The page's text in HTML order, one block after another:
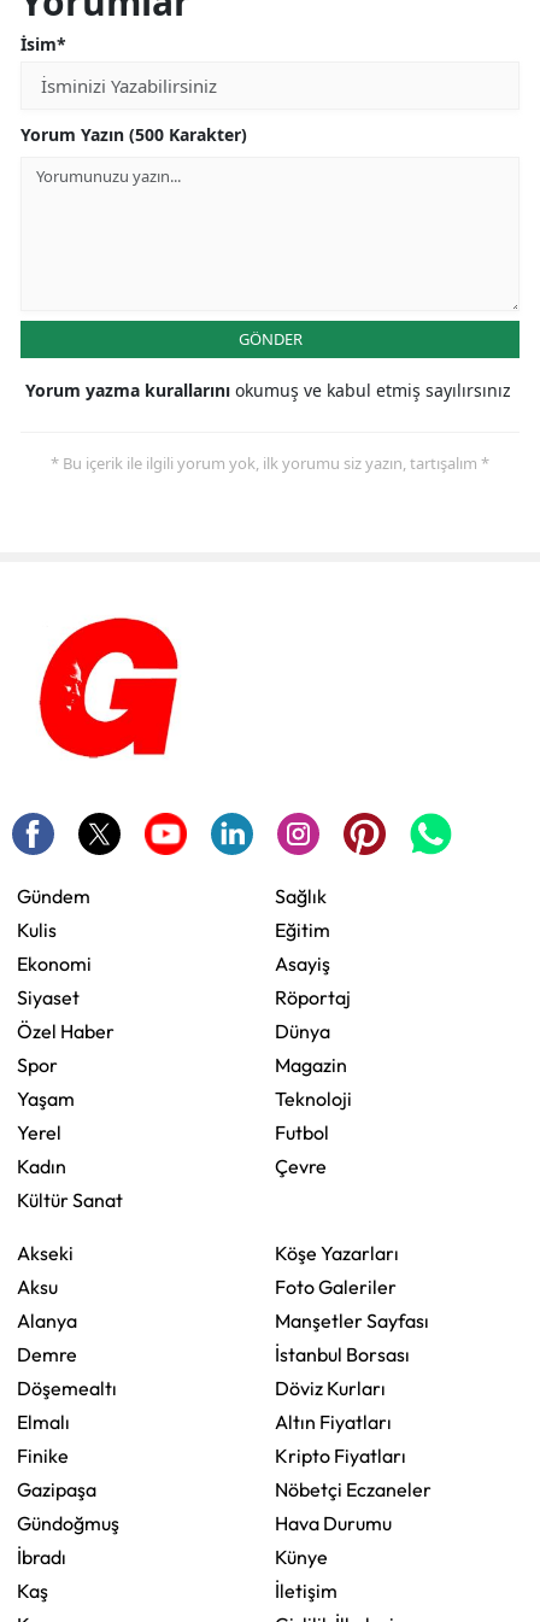
İsim*
Yorum Yazın (500 Karakter)
GÖNDER
Yorum yazma kurallarını okumuş ve kabul etmiş sayılırsınız
* Bu içerik ile ilgili yorum yok, ilk yorumu siz yazın, tartışalım *
Gündem
Kulis
Ekonomi
Siyaset
Özel Haber
Spor
Yaşam
Yerel
Kadın
Kültür Sanat
Sağlık
Eğitim
Asayiş
Röportaj
Dünya
Magazin
Teknoloji
Futbol
Çevre
Akseki
Aksu
Alanya
Demre
Döşemealtı
Elmalı
Finike
Gazipaşa
Gündoğmuş
İbradı
Kaş
Köşe Yazarları
Foto Galeriler
Manşetler Sayfası
İstanbul Borsası
Döviz Kurları
Altın Fiyatları
Kripto Fiyatları
Nöbetçi Eczaneler
Hava Durumu
Künye
İletişim